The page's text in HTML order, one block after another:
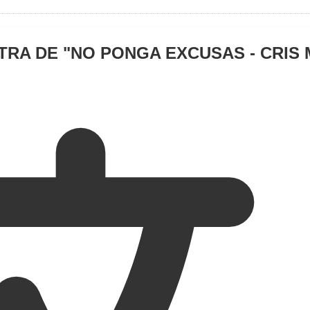
DE "NO PONGA EXCUSAS - CRIS